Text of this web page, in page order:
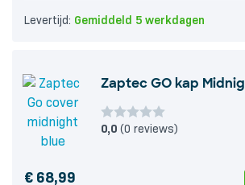
Levertijd: Gemiddeld 5 werkdagen
Zaptec GO kap
0,0 (0 reviews)
€ 68,99